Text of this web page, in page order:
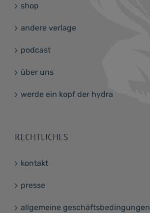
shop
andere verlage
podcast
über uns
werde ein kopf der hydra
RECHTLICHES
kontakt
presse
allgemeine geschäftsbedingungen